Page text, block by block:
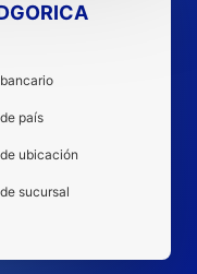
país
ubicación
sucursal